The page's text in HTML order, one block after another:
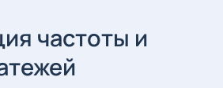
частоты и